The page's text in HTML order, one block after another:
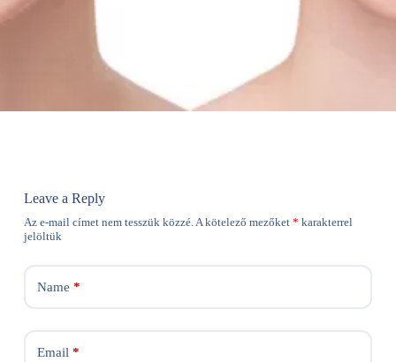
Leave a Reply
Az e-mail címet nem tesszük közzé.A kötelező mezőket * karakterrel
jelöltük
Name *
Email *